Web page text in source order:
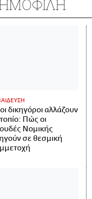
δικηγόροι αλλάζουν
Πώς οι
Νομικής
σε θεσμική